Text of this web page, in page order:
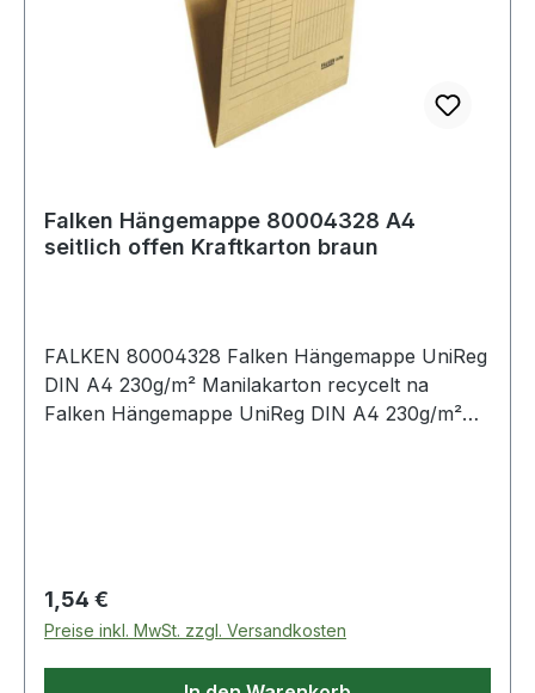
Falken Hängemappe 80004328 A4
seitlich offen Kraftkarton braun
FALKEN 80004328 Falken Hängemappe UniReg
DIN A4 230g/m² Manilakarton recycelt na
Falken Hängemappe UniReg DIN A4 230g/m²
Regulärer Preis:
1,54 €
Preise inkl. MwSt. zzgl. Versandkosten